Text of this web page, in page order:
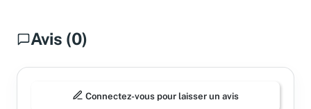
Avis (0)
Connectez-vous pour laisser un avis